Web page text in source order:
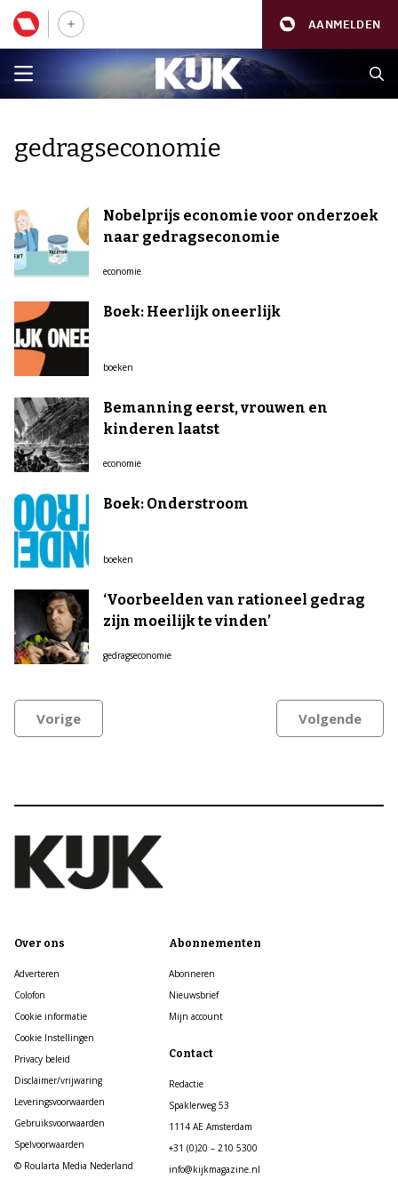
AANMELDEN
gedragseconomie
Nobelprijs economie voor onderzoek
naar gedragseconomie
economie
Boek: Heerlijk oneerlijk
boeken
Bemanning eerst, vrouwen en
kinderen laatst
economie
Boek: Onderstroom
boeken
‘Voorbeelden van rationeel gedrag
zijn moeilijk te vinden’
gedragseconomie
Vorige Volgende
Over ons
Adverteren
Colofon
Cookie informatie
Cookie Instellingen
Privacy beleid
Disclaimer/vrijwaring
Leveringsvoorwaarden
Gebruiksvoorwaarden
Spelvoorwaarden
© Roularta Media Nederland
Abonnementen
Abonneren
Nieuwsbrief
Mijn account
Contact
Redactie
Spaklerweg 53
1114 AE Amsterdam
+31 (0)20 – 210 5300
info@kijkmagazine.nl